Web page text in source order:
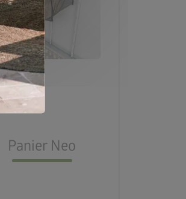
Panier Neo